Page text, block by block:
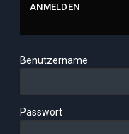
ANMELDEN
Benutzername
Passwort